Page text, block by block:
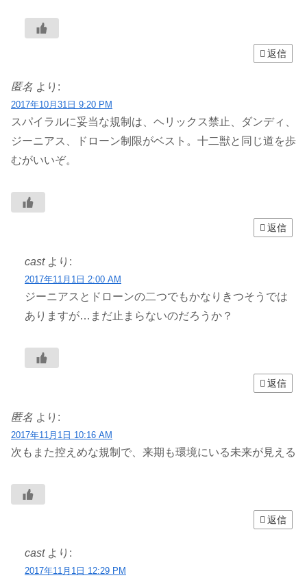
返信
匿名 より:
2017年10月31日 9:20 PM
スパイラルに妥当な規制は、ヘリックス禁止、ダンディ、
ジーニアス、ドローン制限がベスト。十二獣と同じ道を歩
むがいいぞ。
返信
cast より:
2017年11月1日 2:00 AM
ジーニアスとドローンの二つでもかなりきつそうでは
ありますが…まだ止まらないのだろうか？
返信
匿名 より:
2017年11月1日 10:16 AM
次もまた控えめな規制で、来期も環境にいる未来が見える
返信
cast より:
2017年11月1日 12:29 PM